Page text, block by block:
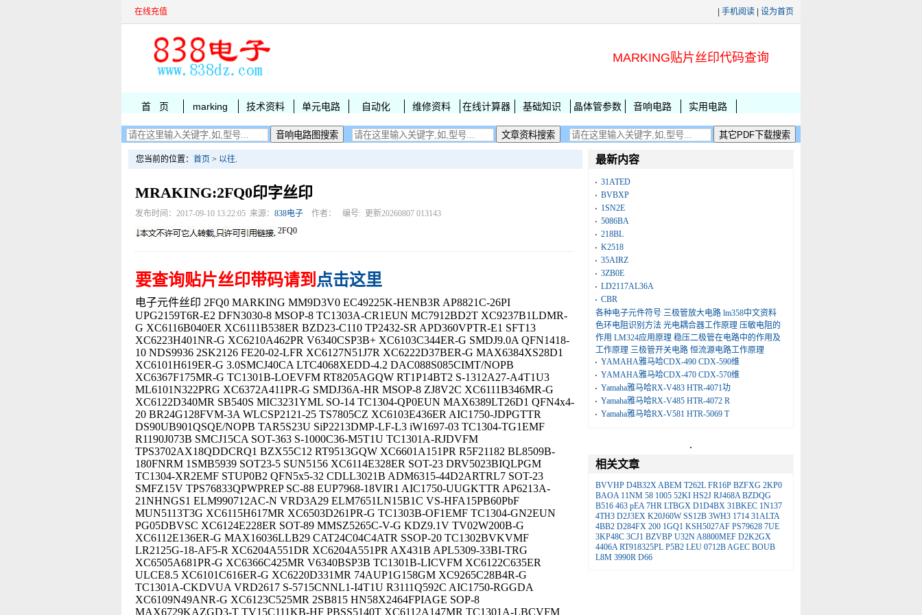
在线充值 手机阅读 设为首页
MARKING贴片丝印代码查询
首 页 marking 技术资料 单元电路 自动化 维修资料 在线计算器 基础知识 晶体管参数 音响电路 实用电路
您当前的位置： 首页 > 以往.
MRAKING:2FQ0印字丝印
发布时间：2017-09-10 13:22:05 来源： 838电子 作者： 编号: 更新20260807 013143
2FQ0
要查询贴片丝印带码请到 点击这里
电子元件丝印 2FQ0 MARKING MM9D3V0 EC49225K-HENB3R AP8821C-26PI
UPG2159T6R-E2 DFN3030-8 MSOP-8 TC1303A-CR1EUN MC7912BD2T XC9237B1LDMR-
G XC6116B040ER XC6111B538ER BZD23-C110 TP2432-SR APD360VPTR-E1 SFT13
XC6223H401NR-G XC6210A462PR V6340CSP3B+ XC6103C344ER-G SMDJ9.0A QFN1418-
10 NDS9936 2SK2126 FE20-02-LFR XC6127N51J7R XC6222D37BER-G MAX6384XS28D1
XC6101H619ER-G 3.0SMCJ40CA LTC4068XEDD-4.2 DAC088S085CIMT/NOPB
XC6367F175MR-G TC1301B-LOEVFM RT8205AGQW RT1P14BT2 S-1312A27-A4T1U3
ML6101N322PRG XC6372A411PR-G SMDJ36A-HR MSOP-8 ZJ8V2C XC6111B346MR-G
XC6122D340MR SB540S MIC3231YML SO-14 TC1304-QP0EUN MAX6389LT26D1 QFN4x4-
20 BR24G128FVM-3A WLCSP2121-25 TS7805CZ XC6103E436ER AIC1750-JDPGTTR
DS90UB901QSQE/NOPB TAR5S23U SiP2213DMP-LF-L3 iW1697-03 TC1304-TG1EMF
R1190J073B SMCJ15CA SOT-363 S-1000C36-M5T1U TC1301A-RJDVFM
TPS3702AX18QDDCRQ1 BZX55C12 RT9513GQW XC6601A151PR R5F21182 BL8509B-
180FNRM 1SMB5939 SOT23-5 SUN5156 XC6114E328ER SOT-23 DRV5023BIQLPGM
TC1304-XR2EMF STUP0B2 QFN5x5-32 CDLL3021B ADM6315-44D2ARTRL7 SOT-23
SMFZ15V TPS76833QPWPREP SC-88 EUP7968-18VIR1 AIC1750-UUGKTTR AP6213A-
21NHNGS1 ELM990712AC-N VRD3A29 ELM7651LN15B1C VS-HFA15PB60PbF
MUN5113T3G XC6115H617MR XC6503D261PR-G TC1303B-OF1EMF TC1304-GN2EUN
PG05DBVSC XC6124E228ER SOT-89 MMSZ5265C-V-G KDZ9.1V TV02W200B-G
XC6112E136ER-G MAX16036LLB29 CAT24C04C4ATR SSOP-20 TC1302BVKVMF
LR2125G-18-AF5-R XC6204A551DR XC6204A551PR AX431B APL5309-33BI-TRG
XC6505A681PR-G XC6366C425MR V6340BSP3B TC1301B-LICVFM XC6122C635ER
ULCE8.5 XC6101C616ER-G XC6220D331MR 74AUP1G158GM XC9265C28B4R-G
TC1301A-CKDVUA VRD2617 S-5715CNNL1-I4T1U R3111Q592C AIC1750-RGGDA
XC6109N49ANR-G XC6123C525MR 2SB815 HN58X2464FPIAGE SOP-8
MAX6729KAZGD3-T TV15C111KB-HF PBSS5140T XC6112A147MR TC1301A-LBCVFM
最新内容
31ATED
BVBXP
1SN2E
5086BA
218BL
K2518
35AIRZ
3ZB0E
LD2117AL36A
CBR
各种电子元件符号 三极管放大电路 lm358中文资料
色环电阻识别方法 光电耦合器工作原理 压敏电阻的
作用 LM324应用原理 稳压二极管在电路中的作用及
工作原理 三极管开关电路 恒流源电路工作原理
YAMAHA雅马哈CDX-490 CDX-590维
YAMAHA雅马哈CDX-470 CDX-570维
Yamaha雅马哈RX-V483 HTR-4071功
Yamaha雅马哈RX-V485 HTR-4072 R
Yamaha雅马哈RX-V581 HTR-5069 T
.
相关文章
BVVHP D4B32XABEM T262L FR16P BZFXG 2KP0
BAOA 11NM 58 1005 52KI HS2J RJ468A BZDQG
B516 463 pEA 7HR LTBGX D1D4BX 31BKEC 1N137
4TH3 D2J3EX K20J60W SS12B 3WH3 1714 31ALTA
4BB2 D284FX 200 1GQ1 KSH5027AF PS79628 7UE
3KP48C 3CJ1 BZVBP U32NA8800MEF D2K2GX
4406A RT918325PL P5B2 LEU 0712BAGEC BOUB
L8M 3990R D66